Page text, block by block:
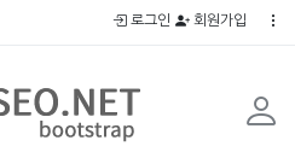
로그인 회원가입